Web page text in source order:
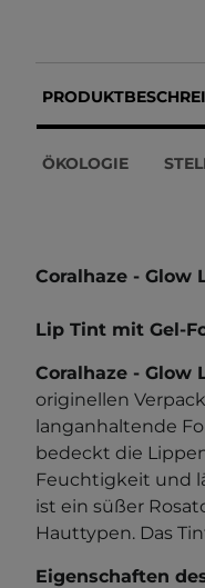
ÖKOLOGIE
Coralhaze - Glow
Lip Tint mit Gel-
Coralhaze - Glow
originellen
langanhaltende
bedeckt die
Feuchtigkeit und
ist ein süßer
Hauttypen. Das
Eigenschaften